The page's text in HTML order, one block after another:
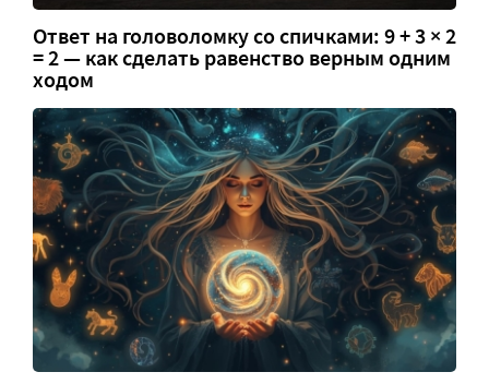
Ответ на головоломку со спичками: 9 + 3 × 2
= 2 — как сделать равенство верным одним
ходом